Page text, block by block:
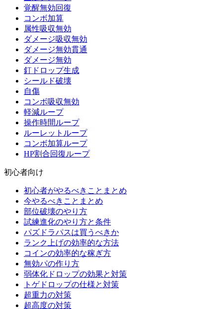
覚醒無効回復
コンボ加算
属性吸収無効
ダメージ吸収無効
ダメージ無効貫通
ダメージ無効
釘ドロップ生成
シールド破壊
自傷
コンボ吸収無効
軽減ループ
操作時間ループ
ルーレットループ
コンボ加算ループ
HP割合回復ループ
初心者向け
初心者がやるべきことまとめ
今やるべきことまとめ
部位破壊のやり方
試練進化のやり方と条件
パズドラパスは買うべきか
ランク上げの効率的な方法
コインの効率的な稼ぎ方
無効パの作り方
弱体化ドロップの効果と対策
トゲドロップの仕様と対策
超重力の対策
超高度の対策